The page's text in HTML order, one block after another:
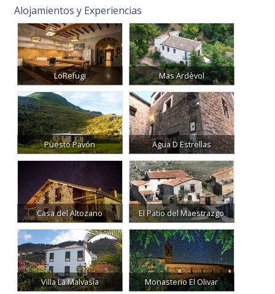
Alojamientos y Experiencias
LoRefugi Mas Ardèvol
Puesto Pavón Agua D Estrellas
Casa del Altozano El Patio del Maestrazgo
Villa La Malvasía Monasterio El Olivar